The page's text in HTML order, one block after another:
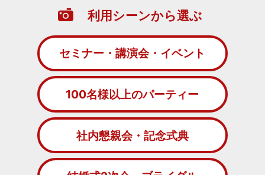
利用シーンから選ぶ
セミナー・講演会・イベント
100名様以上のパーティー
社内懇親会・記念式典